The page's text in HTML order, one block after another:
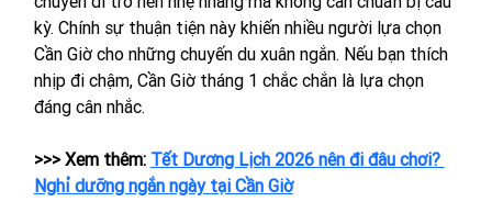
kỳ. Chính sự thuận tiện này khiến nhiều người lựa chọn
Cần Giờ cho những chuyến du xuân ngắn. Nếu bạn thích
nhịp đi chậm, Cần Giờ tháng 1 chắc chắn là lựa chọn
đáng cân nhắc.
>>> Xem thêm: Tết Dương Lịch 2026 nên đi đâu chơi?
Nghỉ dưỡng ngắn ngày tại Cần Giờ